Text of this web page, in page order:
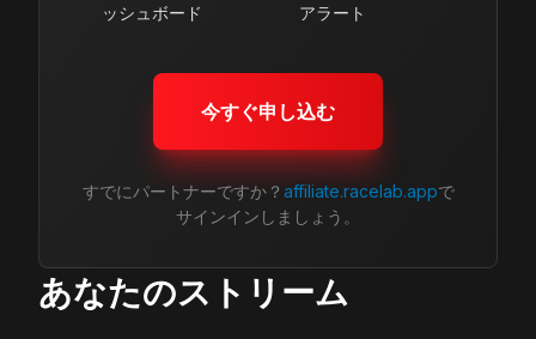
ッシュボード
アラート
今すぐ申し込む
すでにパートナーですか？ affiliate.racelab.appで
サインインしましょう。
あなたのストリーム